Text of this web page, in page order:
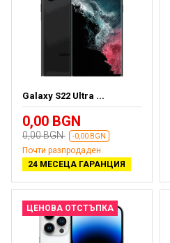
Galaxy S22 Ultra ...
0,00 BGN
0,00 BGN -0,00 BGN
Почти разпродаден
24 МЕСЕЦА ГАРАНЦИЯ
ЦЕНОВА ОТСТЪПКА